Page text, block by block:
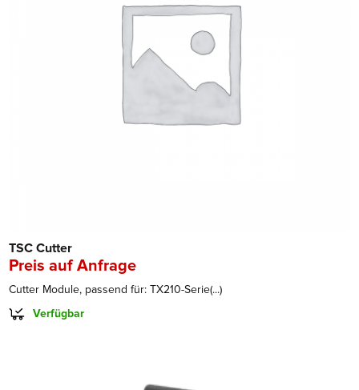
TSC Cutter
Preis auf Anfrage
Cutter Module, passend für: TX210-Serie(...)
Verfügbar